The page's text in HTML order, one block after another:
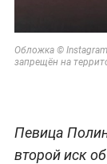
Обложка ©
запрещён на
Певица
второй иск